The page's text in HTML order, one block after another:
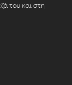
του και στη